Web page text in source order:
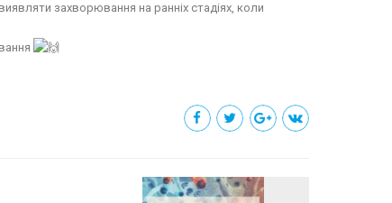
захворювання на ранніх стадіях, коли